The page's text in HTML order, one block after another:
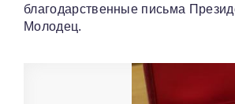
благодарственные письма
Молодец.